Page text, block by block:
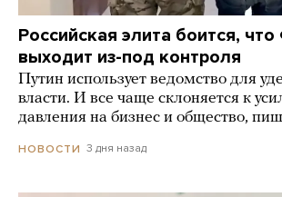
Российская элита боится,
выходит из-под контроля
Путин использует ведомство для
власти. И все чаще склоняется к
давления на бизнес и общество,
НОВОСТИ 3 дня назад